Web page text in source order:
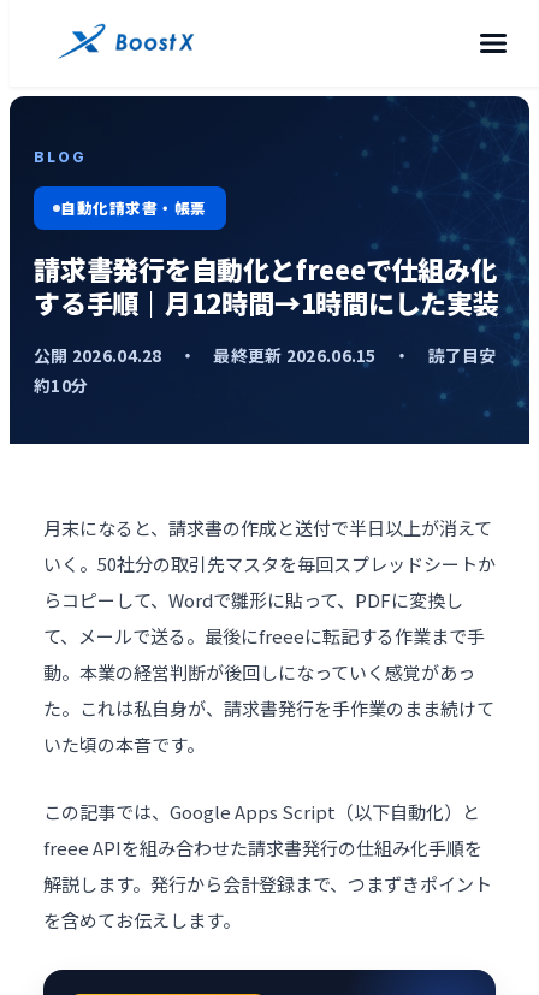
BLOG
自動化請求書・帳票
請求書発行を自動化とfreeeで仕組み化
する手順｜月12時間→1時間にした実装
公開 2026.04.28 ・ 最終更新 2026.06.15 ・ 読了目安
約10分
月末になると、 請求書の作成と送付で半日以上が消えて
いく。50社分の取引先マスタを毎回スプレッドシートか
らコピーして、Wordで雛形に貼って、PDFに変換し
て、メールで送る。最後にfreeeに転記する作業まで手
動。本業の経営判断が後回しになっていく感覚があっ
た。これは私自身が、請求書発行を手作業のまま続けて
いた頃の本音です。
この記事では、Google Apps Script（以下自動化）と
freee APIを組み合わせた請求書発行の仕組み化手順を
解説します。発行から会計登録まで、つまずきポイント
を含めてお伝えします。